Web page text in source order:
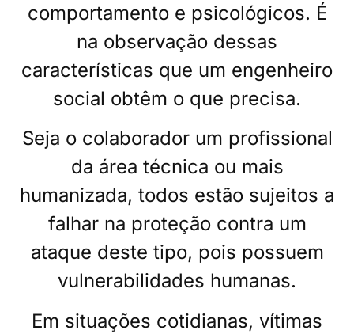
comportamento e psicológicos. É
na observação dessas
características que um engenheiro
social obtêm o que precisa.
Seja o colaborador um profissional
da área técnica ou mais
humanizada, todos estão sujeitos a
falhar na proteção contra um
ataque deste tipo, pois possuem
vulnerabilidades humanas.
Em situações cotidianas, vítimas